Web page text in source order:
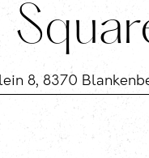
8, 8370